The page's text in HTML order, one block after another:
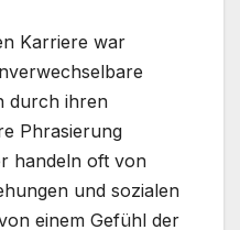
Karriere war
durch ihren
Phrasierung
handeln oft von
und sozialen
einem Gefühl der